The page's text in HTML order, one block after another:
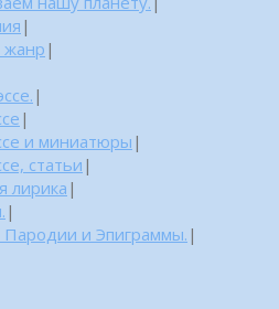
|
|
|
|
и миниатюры |
статьи|
лирика |
|
Пародии и Эпиграммы. |